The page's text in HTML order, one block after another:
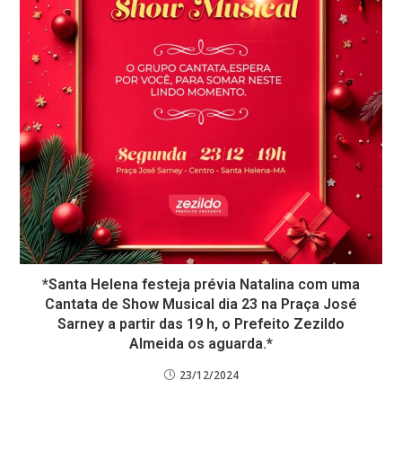
*Santa Helena festeja prévia Natalina com uma
Cantata de Show Musical dia 23 na Praça José
Sarney a partir das 19 h, o Prefeito Zezildo
Almeida os aguarda.*
23/12/2024